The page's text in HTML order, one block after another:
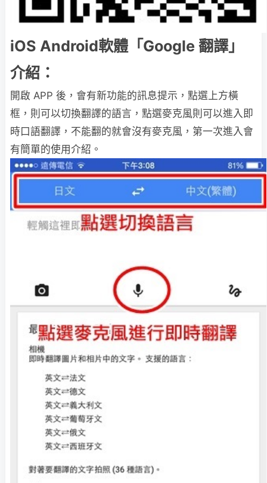
iOS Android軟體「Google 翻譯」
介紹：
開啟 APP 後，會有新功能的訊息提示，點選上方橫
框，則可以切換翻譯的語言，點選麥克風則可以進入即
時口語翻譯，不能翻的就會沒有麥克風，第一次進入會
有簡單的使用介紹。